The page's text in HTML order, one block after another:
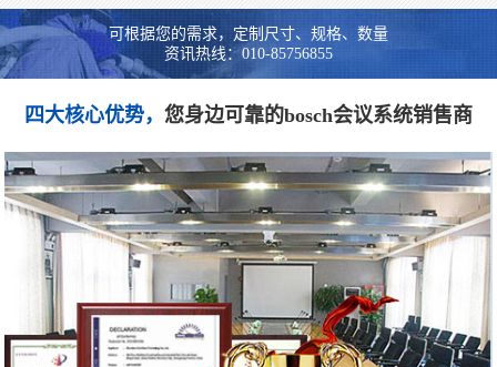
可根据您的需求，定制尺寸、规格、数量
资讯热线：010-85756855
四大核心优势， 您身边可靠的bosch会议系统销售商